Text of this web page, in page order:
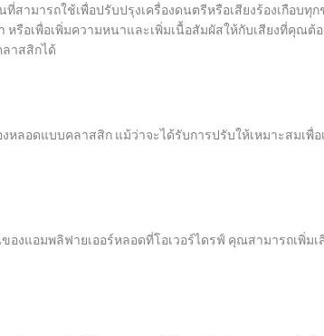
สามารถใช้เพื่อปรับปรุงเครื่องดนตรีหรือเสียงร้องเกือบ
รือเพื่อเพิ่มความหนาและเพิ่มเนื้อสัมผัสให้กับเสียงที่คุณต้
าสสิกได้
หลอดแบบคลาสสิก แม้ว่าจะได้รับการปรับให้เหมาะสมเพื่
ง​แอมพลิฟายเออร์​หลอด​ที่​โอเวอร์ไดรฟ์ คุณสามารถเพิ่มเ